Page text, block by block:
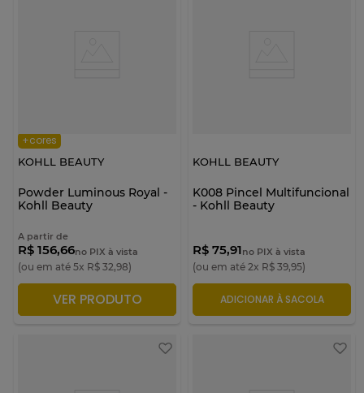
+cores
KOHLL BEAUTY
Powder Luminous Royal -
Kohll Beauty
A partir de
R$ 156,66no PIX à vista
(ou em até 5x R$ 32,98)
ADICIONAR À SACOLA
VER PRODUTO
KOHLL BEAUTY
K008 Pincel Multifuncional
- Kohll Beauty
R$ 75,91no PIX à vista
(ou em até 2x R$ 39,95)
ADICIONAR À SACOLA